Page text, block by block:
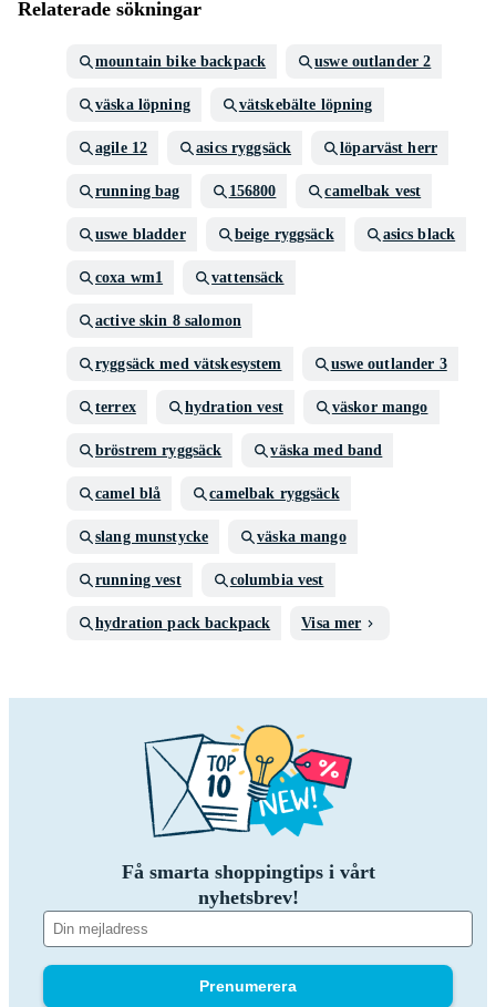
Relaterade sökningar
mountain bike backpack uswe outlander 2
väska löpning vätskebälte löpning
agile 12 asics ryggsäck löparväst herr
running bag 156800 camelbak vest
uswe bladder beige ryggsäck asics black
coxa wm1 vattensäck
active skin 8 salomon
ryggsäck med vätskesystem uswe outlander 3
terrex hydration vest väskor mango
bröstrem ryggsäck väska med band
camel blå camelbak ryggsäck
slang munstycke väska mango
running vest columbia vest
hydration pack backpack Visa mer
Få smarta shoppingtips i vårt
nyhetsbrev!
Prenumerera